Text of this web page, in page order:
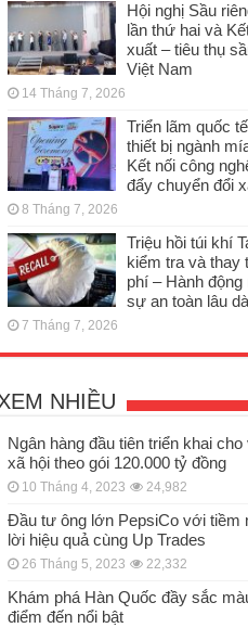
Hội nghị Sầu
lần thứ hai và
xuất – tiêu thụ
Việt Nam
14 Tháng 7, 2026
Triển lãm quốc
thiết bị ngành
Kết nối công
đẩy chuyển đổi
8 Tháng 7, 2026
Triệu hồi túi khí
kiểm tra và thay
phí – Hành động
sự an toàn lâu
7 Tháng 7, 2026
NHIỀU
Ngân hàng đầu tiên triển khai
xã hội theo gói 120.000 tỷ đồng
10 Tháng 4, 2023 24,982
Đầu tư ông lớn PepsiCo với tiềm
lời hiệu quả cùng Up Trades
26 Tháng 5, 2023 22,332
Khám phá Hàn Quốc đầy sắc
điểm đến nổi bật